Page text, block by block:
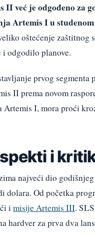
već je odgođeno za
Artemis I u studenom
oštećenje zaštitnog
i odgodilo planove.
prvog
II prema novom
Artemis I, mora proći
i
najveći dio
Od početka
i misije Artemis III.
hardver za prva dva